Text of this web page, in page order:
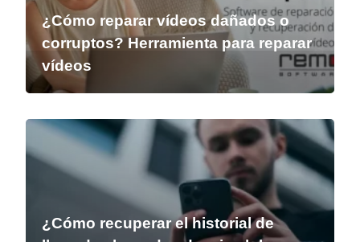
¿Cómo reparar vídeos dañados o
corruptos? Herramienta para reparar
vídeos
¿Cómo recuperar el historial de